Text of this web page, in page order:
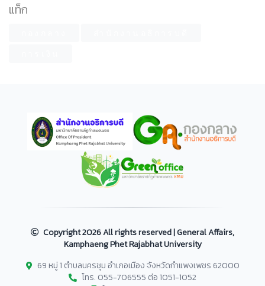
แท็ก
Copyright2026 All rights reserved | General Affairs,
Kamphaeng Phet Rajabhat University
69 หมู่ 1 ตำบลนครชุม อำเภอเมือง จังหวัดกำแพงเพชร 62000
โทร. 055-706555 ต่อ 1051-1052